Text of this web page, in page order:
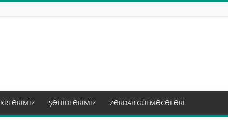
ŞƏHİDLƏRİMİZ ZƏRDAB GÜLMƏCƏLƏRİ